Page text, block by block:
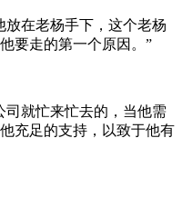
放在老杨手下，这个老杨
要走的第一个原因。”
司就忙来忙去的，当他需
充足的支持，以致于他有